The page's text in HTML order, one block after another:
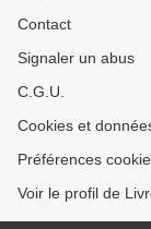
Contact
Signaler un abus
C.G.U.
Cookies et
Préférences
Voir le profil de